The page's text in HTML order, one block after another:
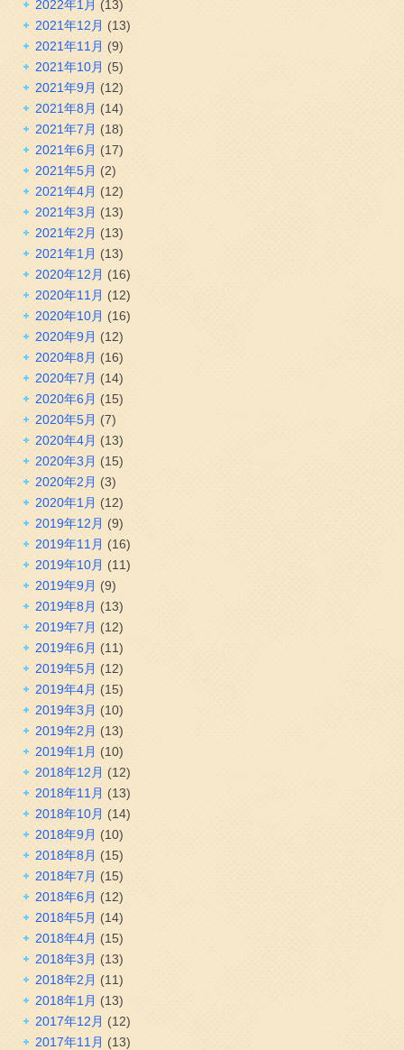
2022年1月 (13)
2021年12月 (13)
2021年11月 (9)
2021年10月 (5)
2021年9月 (12)
2021年8月 (14)
2021年7月 (18)
2021年6月 (17)
2021年5月 (2)
2021年4月 (12)
2021年3月 (13)
2021年2月 (13)
2021年1月 (13)
2020年12月 (16)
2020年11月 (12)
2020年10月 (16)
2020年9月 (12)
2020年8月 (16)
2020年7月 (14)
2020年6月 (15)
2020年5月 (7)
2020年4月 (13)
2020年3月 (15)
2020年2月 (3)
2020年1月 (12)
2019年12月 (9)
2019年11月 (16)
2019年10月 (11)
2019年9月 (9)
2019年8月 (13)
2019年7月 (12)
2019年6月 (11)
2019年5月 (12)
2019年4月 (15)
2019年3月 (10)
2019年2月 (13)
2019年1月 (10)
2018年12月 (12)
2018年11月 (13)
2018年10月 (14)
2018年9月 (10)
2018年8月 (15)
2018年7月 (15)
2018年6月 (12)
2018年5月 (14)
2018年4月 (15)
2018年3月 (13)
2018年2月 (11)
2018年1月 (13)
2017年12月 (12)
2017年11月 (13)